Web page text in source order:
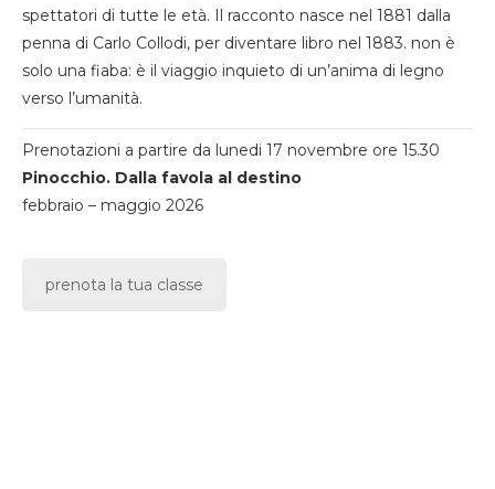
spettatori di tutte le età. Il racconto nasce nel 1881 dalla
penna di Carlo Collodi, per diventare libro nel 1883. non è
solo una fiaba: è il viaggio inquieto di un’anima di legno
verso l’umanità.
Prenotazioni a partire da lunedi 17 novembre ore 15.30
Pinocchio. Dalla favola al destino
febbraio – maggio 2026
prenota la tua classe